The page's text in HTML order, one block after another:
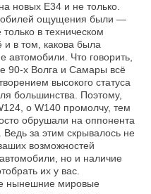
новых Е34 и не только.
ощущения были —
в техническом
в том, какова была
автомобили. Что говорить,
90-х Волга и Самары всё
высокого статуса
большинства. Поэтому,
о W140 промолчу, тем
обрушали на оппонента
Ведь за этим скрывалось не
возможностей
но и наличие
их у вас.
нынешние мировые